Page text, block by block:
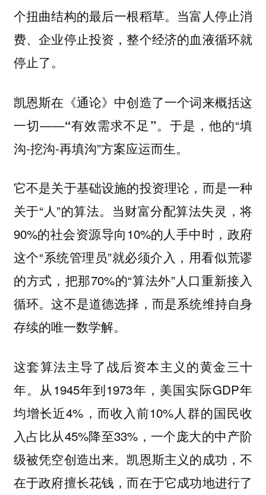
个扭曲结构的最后一根稻草。当富人停止消
费、企业停止投资，整个经济的血液循环就
停止了。
凯恩斯在《通论》中创造了一个词来概括这
一切——“有效需求不足”。于是，他的“填
沟-挖沟-再填沟”方案应运而生。
它不是关于基础设施的投资理论，而是一种
关于“人”的算法。当财富分配算法失灵，将
90%的社会资源导向10%的人手中时，政府
这个“系统管理员”就必须介入，用看似荒谬
的方式，把那70%的“算法外”人口重新接入
循环。这不是道德选择，而是系统维持自身
存续的唯一数学解。
这套算法主导了战后资本主义的黄金三十
年。从1945年到1973年，美国实际GDP年
均增长近4%，而收入前10%人群的国民收
入占比从45%降至33%，一个庞大的中产阶
级被凭空创造出来。凯恩斯主义的成功，不
在于政府擅长花钱，而在于它成功地进行了